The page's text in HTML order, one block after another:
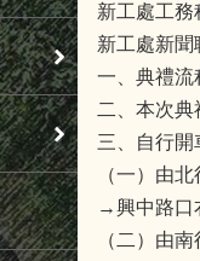
新工處工
新工處新
一、典禮流
二、本次典
三、自行開
（一）由
→興中路口
（二）由